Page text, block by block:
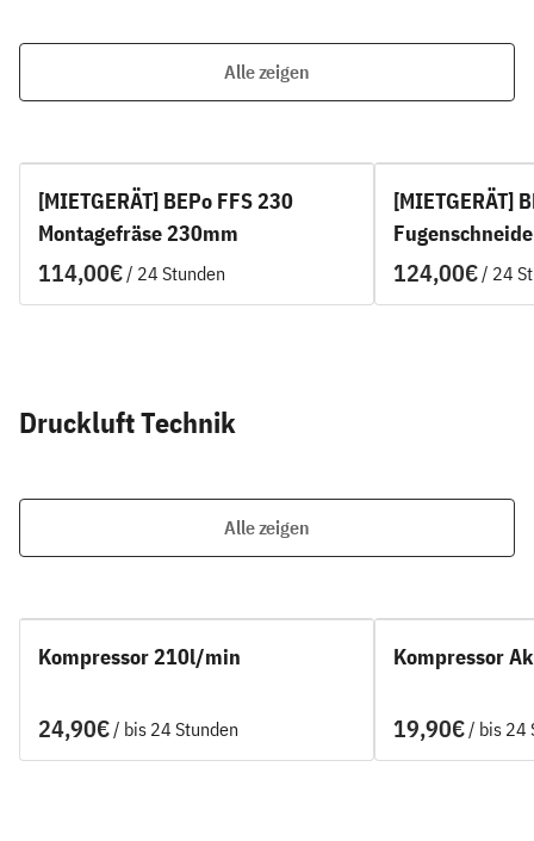
Alle zeigen
[MIETGERÄT] BEPo FFS 230
Montagefräse 230mm
/
[MIETGERÄT]
/
Druckluft Technik
Alle zeigen
Kompressor 210l/min
/
Kompressor
/